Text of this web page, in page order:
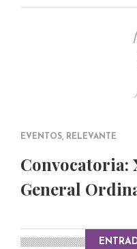
EVENTOS, RELEVANTE
Convocatoria:
General